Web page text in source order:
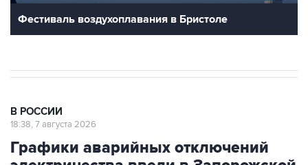
Графики аварийных отключений
электричества ввели в Запорожской
области